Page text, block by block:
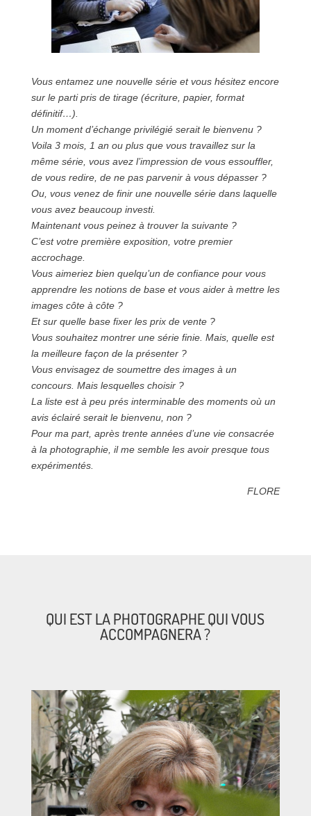
Vous entamez une nouvelle série et vous hésitez encore
sur le parti pris de tirage (écriture, papier, format
définitif…).
Un moment d’échange privilégié serait le bienvenu ?
Voila 3 mois, 1 an ou plus que vous travaillez sur la
même série, vous avez l’impression de vous essouffler,
de vous redire, de ne pas parvenir à vous dépasser ?
Ou, vous venez de finir une nouvelle série dans laquelle
vous avez beaucoup investi.
Maintenant vous peinez à trouver la suivante ?
C’est votre première exposition, votre premier
accrochage.
Vous aimeriez bien quelqu’un de confiance pour vous
apprendre les notions de base et vous aider à mettre les
images côte à côte ?
Et sur quelle base fixer les prix de vente ?
Vous souhaitez montrer une série finie. Mais, quelle est
la meilleure façon de la présenter ?
Vous envisagez de soumettre des images à un
concours. Mais lesquelles choisir ?
La liste est à peu prés interminable des moments où un
avis éclairé serait le bienvenu, non ?
Pour ma part, après trente années d’une vie consacrée
à la photographie, il me semble les avoir presque tous
expérimentés.
FLORE
QUI EST LA PHOTOGRAPHE QUI VOUS
ACCOMPAGNERA ?